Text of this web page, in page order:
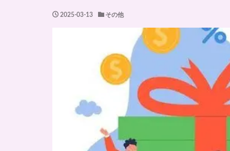
2025-03-13 その他